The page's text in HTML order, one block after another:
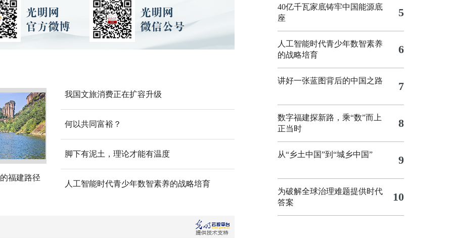
福建路径
我国文旅消费正在扩容升级
何以共同富裕？
脚下有泥土，理论才能有温度
人工智能时代青少年数智素养的战略培育
40亿千瓦家底铸牢中国能源底
座
5
人工智能时代青少年数智素养
的战略培育
6
讲好一张蓝图背后的中国之路 7
数字福建探新路，乘“数”而上
正当时
8
从“乡土中国”到“城乡中国” 9
为破解全球治理难题提供时代
答案
10